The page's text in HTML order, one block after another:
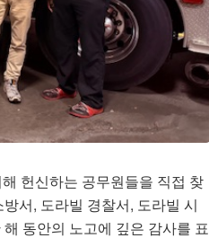
헌신하는 공무원들을 직접 찾
서, 도라빌 경찰서, 도라빌 시
동안의 노고에 깊은 감사를 표